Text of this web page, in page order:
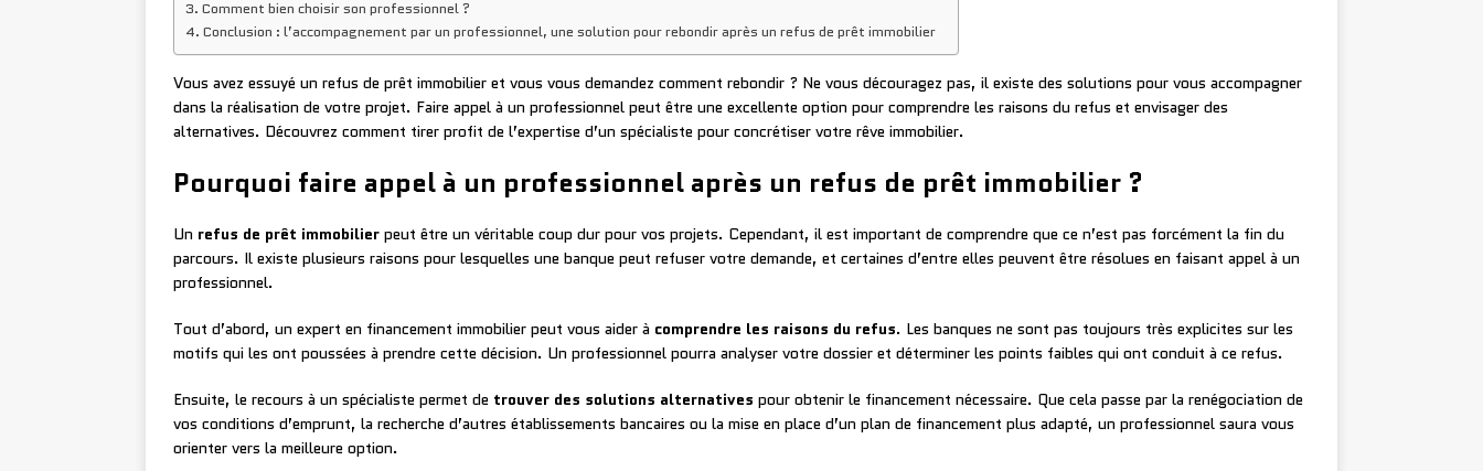
Comment bien choisir son professionnel ?
Conclusion : l’accompagnement par un professionnel, une solution pour rebondir après un refus de prêt immobilier
Vous avez essuyé un refus de prêt immobilier et vous vous demandez comment rebondir ? Ne vous découragez pas, il existe des solutions pour vous accompagner
dans la réalisation de votre projet. Faire appel à un professionnel peut être une excellente option pour comprendre les raisons du refus et envisager des
alternatives. Découvrez comment tirer profit de l’expertise d’un spécialiste pour concrétiser votre rêve immobilier.
Pourquoi faire appel à un professionnel après un refus de prêt immobilier ?
Un refus de prêt immobilier peut être un véritable coup dur pour vos projets. Cependant, il est important de comprendre que ce n’est pas forcément la fin du
parcours. Il existe plusieurs raisons pour lesquelles une banque peut refuser votre demande, et certaines d’entre elles peuvent être résolues en faisant appel à un
professionnel.
Tout d’abord, un expert en financement immobilier peut vous aider à comprendre les raisons du refus. Les banques ne sont pas toujours très explicites sur les
motifs qui les ont poussées à prendre cette décision. Un professionnel pourra analyser votre dossier et déterminer les points faibles qui ont conduit à ce refus.
Ensuite, le recours à un spécialiste permet de trouver des solutions alternatives pour obtenir le financement nécessaire. Que cela passe par la renégociation de
vos conditions d’emprunt, la recherche d’autres établissements bancaires ou la mise en place d’un plan de financement plus adapté, un professionnel saura vous
orienter vers la meilleure option.